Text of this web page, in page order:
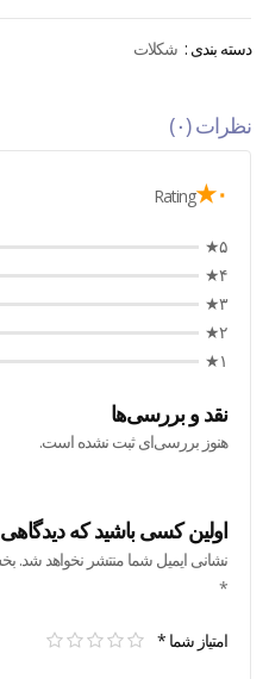
دسته بندی : شکلات
نظرات (۰)
۰★ Rating
۵★
۴★
۳★
۲★
۱★
نقد و بررسی‌ها
هنوز بررسی‌ای ثبت نشده است.
اولین کسی باشید که
نشانی ایمیل شما منتشر نخواهد شد.
*
امتیاز شما *